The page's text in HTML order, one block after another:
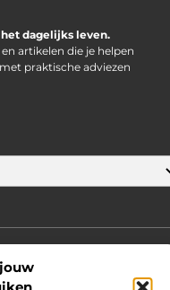
dagelijks leven.
artikelen die je helpen
praktische adviezen